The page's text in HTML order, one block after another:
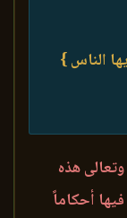
الناس }
هذه
أحكاماً